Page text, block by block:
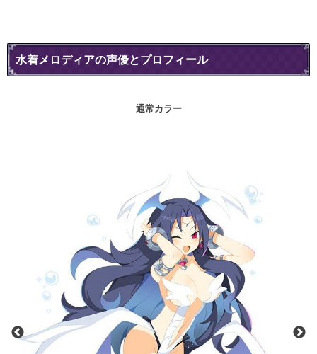
水着メロディアの声優とプロフィール
通常カラー